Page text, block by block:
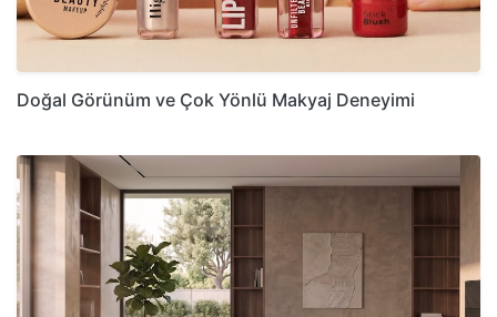
Doğal Görünüm ve Çok Yönlü Makyaj Deneyimi